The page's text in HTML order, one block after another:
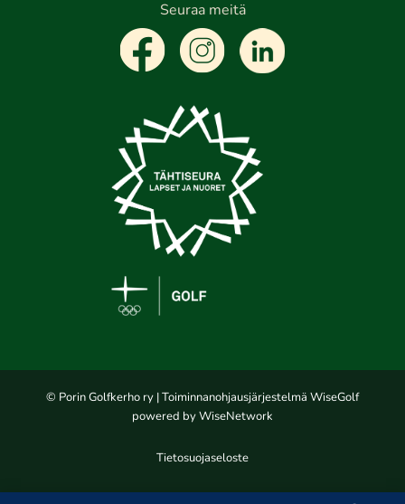
Seuraa meitä
© Porin Golfkerho ry | Toiminnanohjausjärjestelmä WiseGolf
powered by WiseNetwork
Tietosuojaseloste